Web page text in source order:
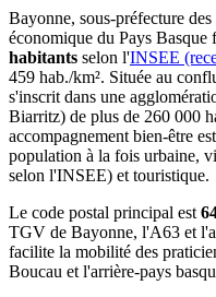
Bayonne, sous-préfecture des
économique du Pays Basque
habitants selon l'INSEE
459 hab./km². Située au
s'inscrit dans une
Biarritz) de plus de 260 000
accompagnement bien-être
population à la fois urbaine,
selon l'INSEE) et touristique.
Le code postal principal est
TGV de Bayonne, l'A63 et
facilite la mobilité des
Boucau et l'arrière-pays